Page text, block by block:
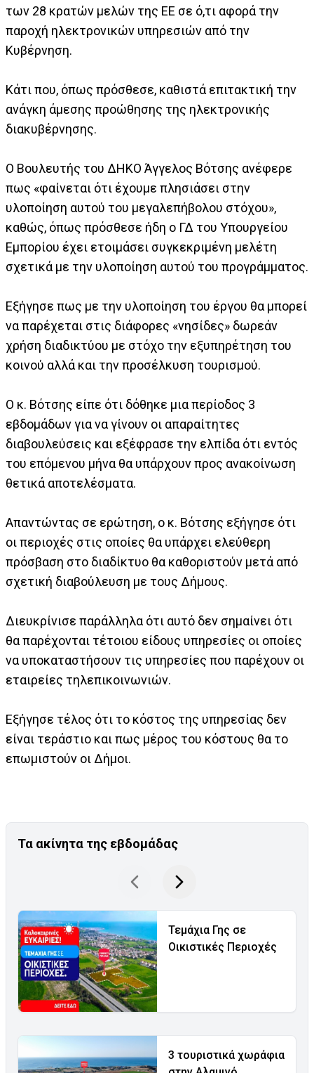
των 28 κρατών μελών της ΕΕ σε ό,τι αφορά την
παροχή ηλεκτρονικών υπηρεσιών από την
Κυβέρνηση.
Κάτι που, όπως πρόσθεσε, καθιστά επιτακτική την
ανάγκη άμεσης προώθησης της ηλεκτρονικής
διακυβέρνησης.
Ο Βουλευτής του ΔΗΚΟ Άγγελος Βότσης ανέφερε
πως «φαίνεται ότι έχουμε πλησιάσει στην
υλοποίηση αυτού του μεγαλεπήβολου στόχου»,
καθώς, όπως πρόσθεσε ήδη ο ΓΔ του Υπουργείου
Εμπορίου έχει ετοιμάσει συγκεκριμένη μελέτη
σχετικά με την υλοποίηση αυτού του προγράμματος.
Εξήγησε πως με την υλοποίηση του έργου θα μπορεί
να παρέχεται στις διάφορες «νησίδες» δωρεάν
χρήση διαδικτύου με στόχο την εξυπηρέτηση του
κοινού αλλά και την προσέλκυση τουρισμού.
Ο κ. Βότσης είπε ότι δόθηκε μια περίοδος 3
εβδομάδων για να γίνουν οι απαραίτητες
διαβουλεύσεις και εξέφρασε την ελπίδα ότι εντός
του επόμενου μήνα θα υπάρχουν προς ανακοίνωση
θετικά αποτελέσματα.
Απαντώντας σε ερώτηση, ο κ. Βότσης εξήγησε ότι
οι περιοχές στις οποίες θα υπάρχει ελεύθερη
πρόσβαση στο διαδίκτυο θα καθοριστούν μετά από
σχετική διαβούλευση με τους Δήμους.
Διευκρίνισε παράλληλα ότι αυτό δεν σημαίνει ότι
θα παρέχονται τέτοιου είδους υπηρεσίες οι οποίες
να υποκαταστήσουν τις υπηρεσίες που παρέχουν οι
εταιρείες τηλεπικοινωνιών.
Εξήγησε τέλος ότι το κόστος της υπηρεσίας δεν
είναι τεράστιο και πως μέρος του κόστους θα το
επωμιστούν οι Δήμοι.
Τα ακίνητα της εβδομάδας
Τεμάχια Γης σε
Οικιστικές Περιοχές
3 τουριστικά χωράφια